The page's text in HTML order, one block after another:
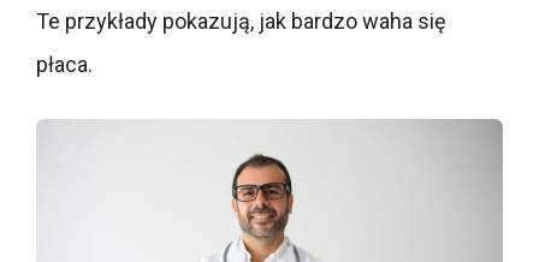
Te przykłady pokazują, jak bardzo waha się
płaca.